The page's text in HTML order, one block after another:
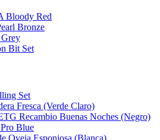
Bloody Red
Bronze
Bit Set
Set
Fresca (Verde Claro)
Recambio Buenas Noches (Negro)
Blue
Oveja Esponjosa (Blanca)